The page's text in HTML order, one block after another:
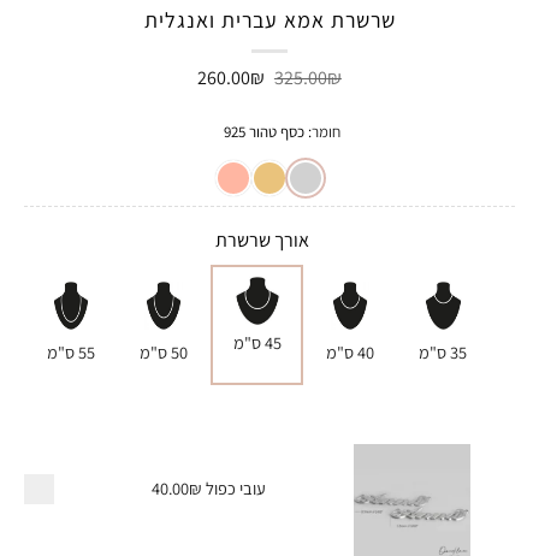
שרשרת אמא עברית ואנגלית
325.00₪ המחיר
325.00₪.
260.00₪ המחיר
חומר:כסף טהור 925
אורך שרשרת
35 ס"מ 40 ס"מ 45 ס"מ 50 ס"מ 55 ס"מ
עובי כפול 40.00₪